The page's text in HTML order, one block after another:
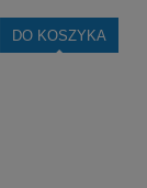
DO KOSZYKA